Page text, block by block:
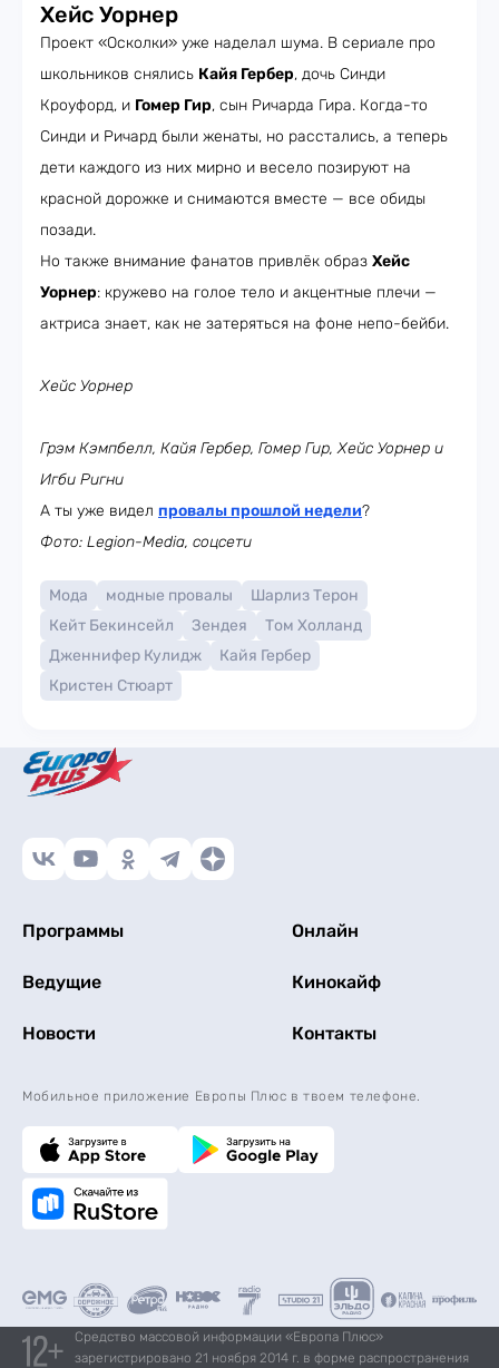
Хейс Уорнер
Проект «Осколки» уже наделал шума. В сериале про
школьников снялись Кайя Гербер, дочь Синди
Кроуфорд, и Гомер Гир, сын Ричарда Гира. Когда-то
Синди и Ричард были женаты, но расстались, а теперь
дети каждого из них мирно и весело позируют на
красной дорожке и снимаются вместе — все обиды
позади.
Но также внимание фанатов привлёк образ Хейс
Уорнер: кружево на голое тело и акцентные плечи —
актриса знает, как не затеряться на фоне непо-бейби.
Хейс Уорнер
Грэм Кэмпбелл, Кайя Гербер, Гомер Гир, Хейс Уорнер и
Игби Ригни
А ты уже видел провалы прошлой недели?
Фото: Legion-Media, соцсети
Мода модные провалы
Шарлиз Терон
Кейт Бекинсейл
Зендея
Том Холланд
Дженнифер Кулидж
Кайя Гербер
Кристен Стюарт
Программы Онлайн
Ведущие Кинокайф
Новости Контакты
Мобильное приложение Европы Плюс в твоем телефоне.
Средство массовой информации «Европа Плюс»
зарегистрировано 21 ноября 2014 г. в форме распространения